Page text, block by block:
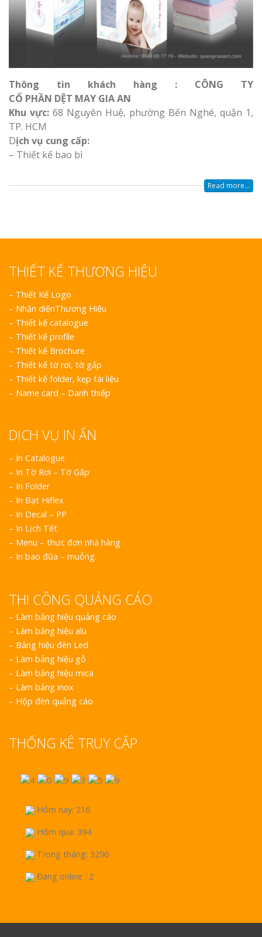
Thông tin khách hàng : CÔNG TY
CỔ PHẦN DỆT MAY GIA AN
Khu vực: 68 Nguyên Huệ, phường Bến Nghé, quận 1,
TP. HCM
Dịch vụ cung cấp:
– Thiết kế bao bì
Read more...
THIẾT KẾ THƯƠNG HIỆU
– Thiết Kế Logo
– Nhận diệnThương Hiệu
– Thiết kế catalogue
– Thiết kế profile
– Thiết kế Brochure
– Thiết kế tờ rơi, tờ gấp
– Thiết kế folder, kẹp tài liệu
– Name card – Danh thiếp
DỊCH VỤ IN ẤN
– In Catalogue
– In Tờ Rơi – Tờ Gấp
– In Folder
– In Bạt Hiflex
– In Decal – PP
– In Lịch Tết
– Menu – thực đơn nhà hàng
– In bao đũa – muỗng.
THI CÔNG QUẢNG CÁO
– Làm bảng hiệu quảng cáo
– Làm bảng hiệu alu
– Bảng hiệu đèn Led
– Làm bảng hiệu gỗ
– Làm bảng hiệu mica
– Làm bảng inox
– Hộp đèn quảng cáo
THỐNG KÊ TRUY CẬP
Hôm nay: 216
Hôm qua: 394
Trong tháng: 3296
Đang online : 2